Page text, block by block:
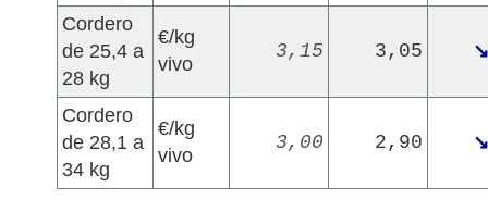
Cordero
de 25,4 a
28 kg
€/kg
vivo
3,15 3,05 ↘
Cordero
de 28,1 a
34 kg
€/kg
vivo
3,00 2,90 ↘